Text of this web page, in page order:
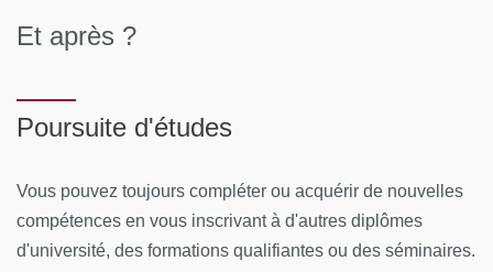
universitaire justifiant votre inscription en Formation
Initiale pour l’année universitaire en cours à un
DIU - à déposer dans CanditOnLine)
FRAIS DE DOSSIER* : 300 €(à noter : si vous êtes
inscrit(e) en Formation Initiale à Université de Paris pour
l’année universitaire en cours, vous n'avez pas de frais de
Et après ?
Poursuite d'études
Vous pouvez toujours compléter ou acquérir de nouvelles
compétences en vous inscrivant à d'autres diplômes
d'université, des formations qualifiantes ou des séminaires.